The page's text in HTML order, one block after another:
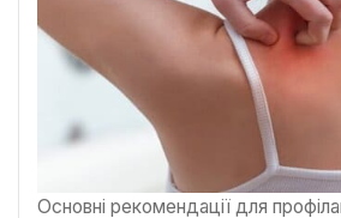
Основні рекомендації для